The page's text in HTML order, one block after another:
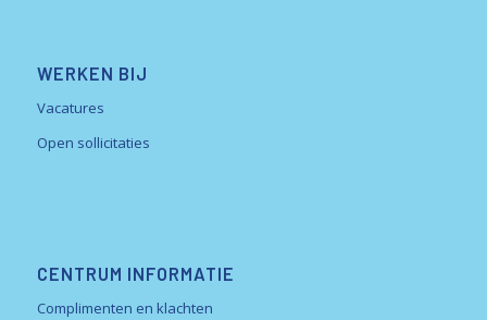
WERKEN BIJ
Vacatures
Open sollicitaties
CENTRUM INFORMATIE
Complimenten en klachten